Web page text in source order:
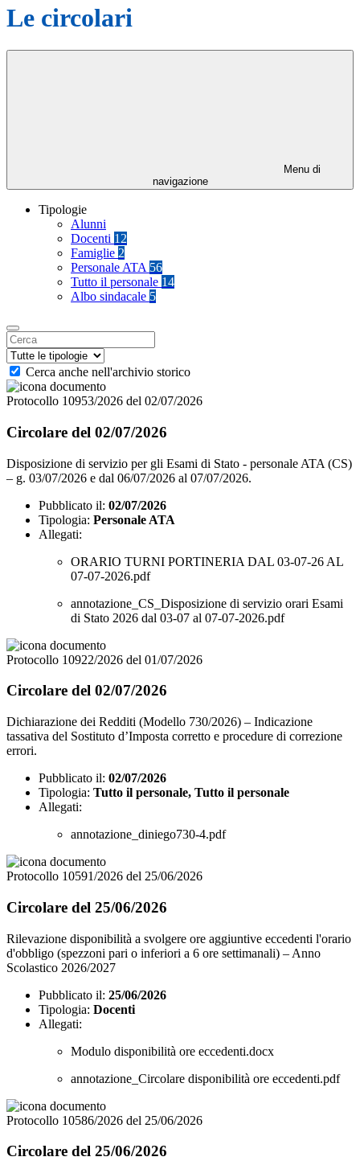
Le circolari
Menu di
navigazione
Tipologie
Alunni
Docenti 12
Famiglie 2
Personale ATA 56
Tutto il personale 14
Albo sindacale 5
Cerca anche nell'archivio storico
Protocollo 10953/2026 del 02/07/2026
Circolare del 02/07/2026
Disposizione di servizio per gli Esami di Stato - personale ATA (CS)
– g. 03/07/2026 e dal 06/07/2026 al 07/07/2026.
Pubblicato il: 02/07/2026
Tipologia: Personale ATA
Allegati:
ORARIO TURNI PORTINERIA DAL 03-07-26 AL
07-07-2026.pdf
annotazione_CS_Disposizione di servizio orari Esami
di Stato 2026 dal 03-07 al 07-07-2026.pdf
Protocollo 10922/2026 del 01/07/2026
Circolare del 02/07/2026
Dichiarazione dei Redditi (Modello 730/2026) – Indicazione
tassativa del Sostituto d’Imposta corretto e procedure di correzione
errori.
Pubblicato il: 02/07/2026
Tipologia: Tutto il personale, Tutto il personale
Allegati:
annotazione_diniego730-4.pdf
Protocollo 10591/2026 del 25/06/2026
Circolare del 25/06/2026
Rilevazione disponibilità a svolgere ore aggiuntive eccedenti l'orario
d'obbligo (spezzoni pari o inferiori a 6 ore settimanali) – Anno
Scolastico 2026/2027
Pubblicato il: 25/06/2026
Tipologia: Docenti
Allegati:
Modulo disponibilità ore eccedenti.docx
annotazione_Circolare disponibilità ore eccedenti.pdf
Protocollo 10586/2026 del 25/06/2026
Circolare del 25/06/2026